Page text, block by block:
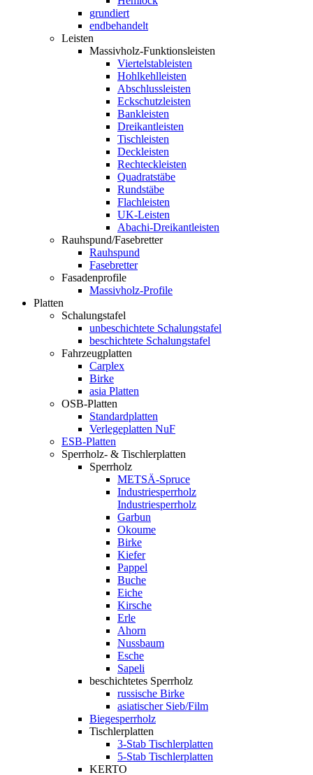
grundiert
endbehandelt
Leisten
Massivholz-Funktionsleisten
Viertelstableisten
Hohlkehlleisten
Abschlussleisten
Eckschutzleisten
Bankleisten
Dreikantleisten
Tischleisten
Deckleisten
Rechteckleisten
Quadratstäbe
Rundstäbe
Flachleisten
UK-Leisten
Abachi-Dreikantleisten
Rauhspund/Fasebretter
Rauhspund
Fasebretter
Fasadenprofile
Massivholz-Profile
Platten
Schalungstafel
unbeschichtete Schalungstafel
beschichtete Schalungstafel
Fahrzeugplatten
Carplex
Birke
asia Platten
OSB-Platten
Standardplatten
Verlegeplatten NuF
ESB-Platten
Sperrholz- & Tischlerplatten
Sperrholz
METSÄ-Spruce
Industriesperrholz
Industriesperrholz
Garbun
Okoume
Birke
Kiefer
Pappel
Buche
Eiche
Kirsche
Erle
Ahorn
Nussbaum
Esche
Sapeli
beschichtetes Sperrholz
russische Birke
asiatischer Sieb/Film
Biegesperrholz
Tischlerplatten
3-Stab Tischlerplatten
5-Stab Tischlerplatten
KERTO